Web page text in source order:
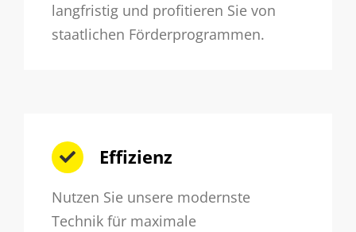
langfristig und profitieren Sie von
staatlichen Förderprogrammen.
Effizienz
Nutzen Sie unsere modernste
Technik für maximale